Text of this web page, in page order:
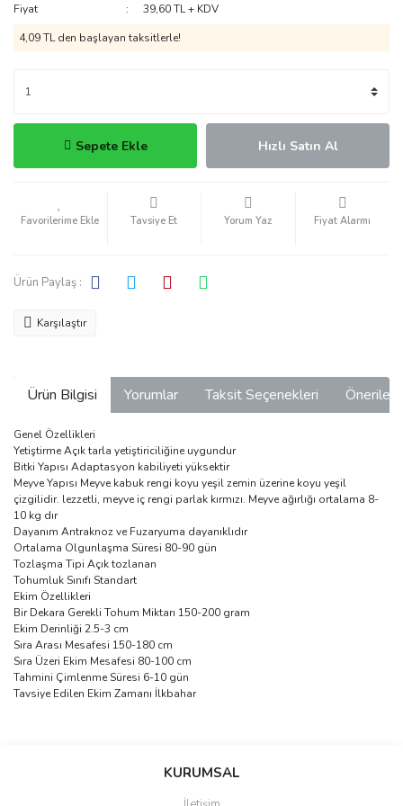
Fiyat
39,60 TL + KDV
4,09 TL den başlayan taksitlerle!
Sepete Ekle Hızlı Satın Al
Tavsiye Et Yorum Yaz Fiyat Alarmı
Ürün Paylaş :
Karşılaştır
Ürün Bilgisi Yorumlar Taksit Seçenekleri
Genel Özellikleri
Yetiştirme Açık tarla yetiştiriciliğine uygundur
Bitki Yapısı Adaptasyon kabiliyeti yüksektir
Meyve Yapısı Meyve kabuk rengi koyu yeşil zemin üzerine koyu yeşil
çizgilidir. lezzetli, meyve iç rengi parlak kırmızı. Meyve ağırlığı ortalama 8-
10 kg dır
Dayanım Antraknoz ve Fuzaryuma dayanıklıdır
Ortalama Olgunlaşma Süresi 80-90 gün
Tozlaşma Tipi Açık tozlanan
Tohumluk Sınıfı Standart
Ekim Özellikleri
Bir Dekara Gerekli Tohum Miktarı 150-200 gram
Ekim Derinliği 2.5-3 cm
Sıra Arası Mesafesi 150-180 cm
Sıra Üzeri Ekim Mesafesi 80-100 cm
Tahmini Çimlenme Süresi 6-10 gün
Tavsiye Edilen Ekim Zamanı İlkbahar
Bu ürüne ilk yorumu siz yapın!
KURUMSAL